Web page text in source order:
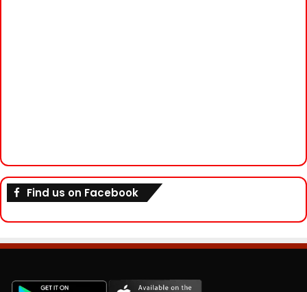
Find us on Facebook